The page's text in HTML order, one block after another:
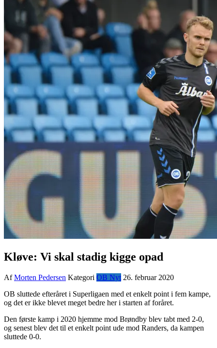
Kløve: Vi skal stadig kigge opad
AfMorten Pedersen Kategori OB Nyt 26. februar 2020
OB sluttede efteråret i Superligaen med et enkelt point i fem kampe,
og det er ikke blevet meget bedre her i starten af foråret.
Den første kamp i 2020 hjemme mod Brøndby blev tabt med 2-0,
og senest blev det til et enkelt point ude mod Randers, da kampen
sluttede 0-0.